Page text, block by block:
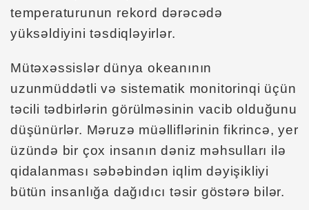
temperaturunun rekord dərəcədə
yüksəldiyini təsdiqləyirlər.
Mütəxəssislər dünya okeanının
uzunmüddətli və sistematik monitorinqi üçün
təcili tədbirlərin görülməsinin vacib olduğunu
düşünürlər. Məruzə müəlliflərinin fikrincə, yer
üzündə bir çox insanın dəniz məhsulları ilə
qidalanması səbəbindən iqlim dəyişikliyi
bütün insanlığa dağıdıcı təsir göstərə bilər.